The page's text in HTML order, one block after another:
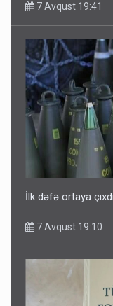
7 Avqust 19:41
İlk dəfə ortaya
7 Avqust 19:10